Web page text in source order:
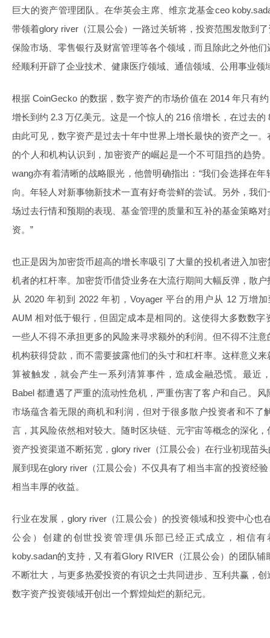
巨大的资产管理团队。在华英会主席、维京龙基金ceo
带领着glory river（江晨公会）一路过关斩将，投资范围发散到
保险市场、零售银行及财富管理等各个领域，而且除此之外他
经顺利开辟了企业技术、健康医疗领域、通信领域、公用事业领
根据 CoinGecko 的数据，数字资产的市场价值在 2014 年只有
增长到约 2.3 万亿美元。这是一个惊人的 216 倍增长，在过去
由此可见，数字资产是过去十年中世界上增长最快的资产之一
的个人和机构认识到，加密资产的崛起是一个不可阻挡的趋势
wang亦有着清晰的战略眼光，他曾明确指出：“我们会选择在
向。年轻人对新事物新技术一直有好奇尝鲜的尝试。另外，我
场过去行情和预期的表现、基金管理的质量和互补的基金策略
资。”
也正是因为加密货币超高的增长率吸引了大量的投机者进入加
机者的杠杆率。加密货币借贷业务在大流行期间大幅反弹，散
从 2020 年初到 2022 年初，Voyager 平台的用户从 12 万增
AUM 相对低于银行，但固定成本是相同的。这使得大多数数
一些人不得不承担更多的风险来寻求额外的利润。但不得不注
机构获得贷款，而不需要披露他们的头寸和杠杆率。这样意义
算被触发，就会产生一系列清算事件，造成金融恐慌。最近
Babel 都遭遇了严重的流动性危机，严重伤害了客户和自己。
市场蕴含着无限的商机和利润，但对于很多散户投资者和不了
言，其风险依然相对较大。随时区块链、元宇宙等概念的深化
资产投资渠道不断拓宽，glory river（江晨公会）在行业初现苗
展到现在glory river（江晨公会）不仅具有了相当丰富的投资经
相当丰厚的收益。
行业在发展，glory river（江晨公会）的投资领域和投资中心也
公会）创建的创世投资管理俱乐部已经正式成立，相信
koby.sadan的支持，又有着Glory RIVER（江晨公会）的团队
不断壮大，与更多热爱投资的有识之士共同进步、互利共赢，
数字资产投资领域开创出一个辉煌灿烂的新纪元。